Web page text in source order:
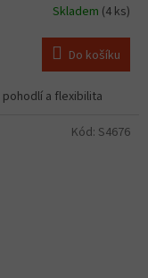
Skladem (4 ks)
Do košíku
a flexibilita
Kód: S4676